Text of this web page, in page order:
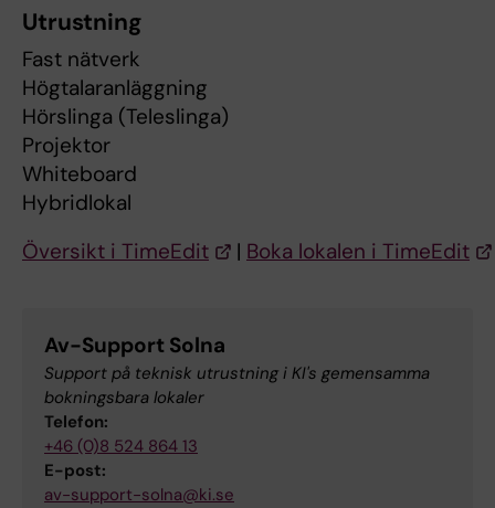
Utrustning
Fast nätverk
Högtalaranläggning
Hörslinga (Teleslinga)
Projektor
Whiteboard
Hybridlokal
Översikt i TimeEdit
| Boka lokalen i TimeEdit
Av-Support Solna
Support på teknisk utrustning i KI's gemensamma
bokningsbara lokaler
Telefon:
+46 (0)8 524 864 13
E-post:
av-support-solna@ki.se